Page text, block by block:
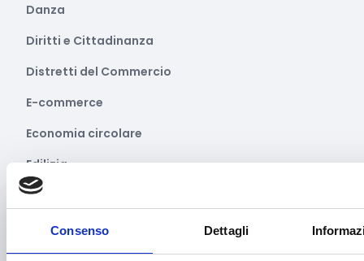
Consenso Dettagli
Danza
Diritti e Cittadinanza
Distretti del Commercio
E-commerce
Economia circolare
Edilizia
Editoria e informazione
Educazione e istruzione
Emittenti radiofoniche